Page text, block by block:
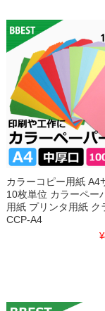
カラーコピー用紙 A4
10枚単位 カラーペー
用紙 プリンタ用紙 ク
CCP-A4